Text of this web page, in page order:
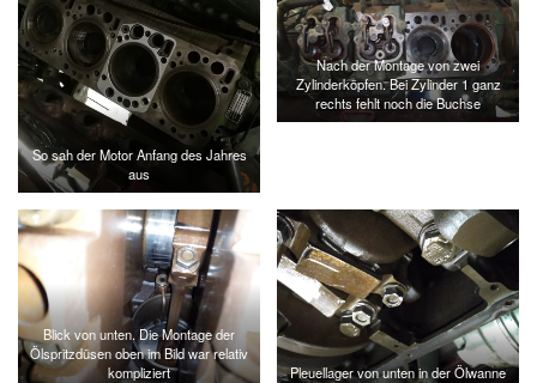
So sah der Motor Anfang des Jahres
aus
Nach der Montage von zwei
Zylinderköpfen. Bei Zylinder 1 ganz
rechts fehlt noch die Buchse
Blick von unten. Die Montage der
Ölspritzdüsen oben im Bild war relativ
kompliziert
Pleuellager von unten in der Ölwanne